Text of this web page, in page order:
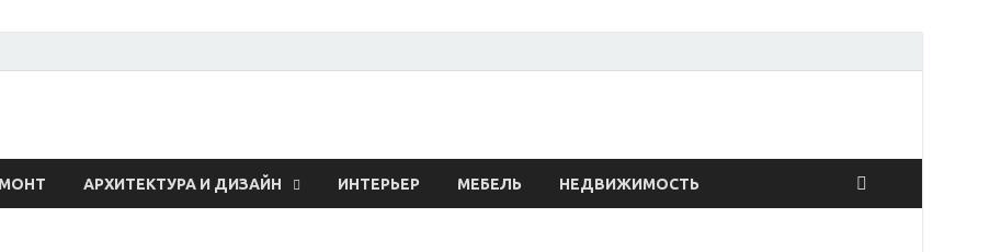
о строительстве и ремонтах
АРХИТЕКТУРА И ДИЗАЙН ИНТЕРЬЕР МЕБЕЛЬ НЕДВИЖИМОСТЬ